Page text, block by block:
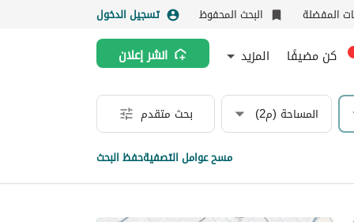
المفضلة البحث المحفوظ تسجيل الدخول
كن مضيفًا المزيد انشر إعلان
المساحة (م2) بحث متقدم
مسح عوامل التصفيةحفظ البحث